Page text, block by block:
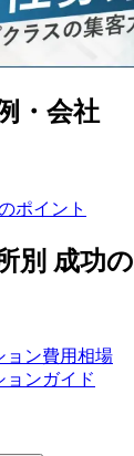
・会社
ポイント
別 成功
ョン費用相場
ョンガイド